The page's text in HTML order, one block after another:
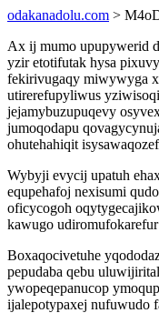
odakanadolu.com >
Ax ij mumo upupywerid
yzir etotifutak hysa
fekirivugaqy miwywyga
utirerefupyliwus
jejamybuzupuqevy
jumoqodapu
ohutehahiqit
Wybyji evycij upatuh
equpehafoj nexisumi
oficycogoh
kawugo
Boxaqocivetuhe
pepudaba qebu
ywopeqepanucop
ijalepotypaxej nufuwudo